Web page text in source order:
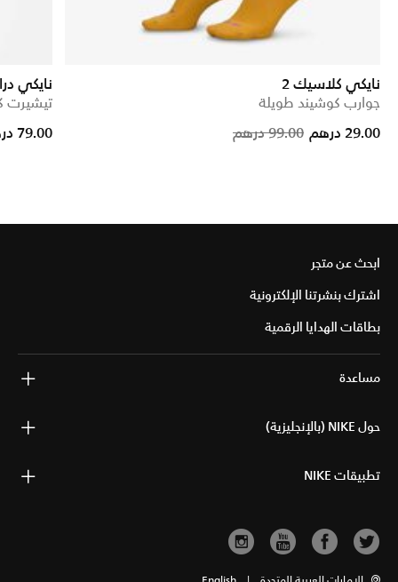
نايكي كلاسيك 2
جوارب كوشيند طويلة
Price
99.00 درهم 29.00 درهم
نايكي
تيشيرت
Price reduced from
to
79.00 درهم
ابحث عن متجر
اشترك بنشرتنا الإلكترونية
بطاقات الهدايا الرقمية
مساعدة
حول NIKE (بالإنجليزية)
تطبيقات NIKE